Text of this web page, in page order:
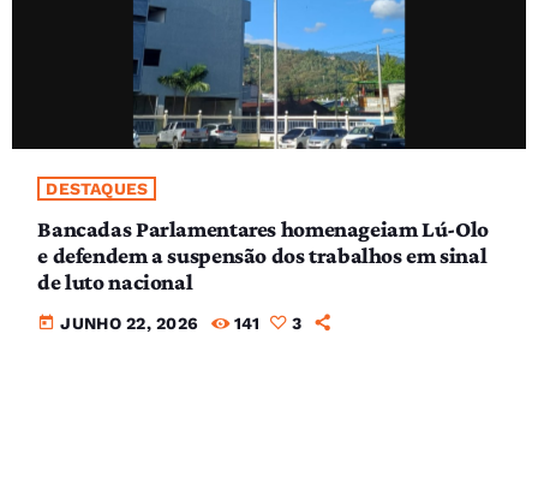
DESTAQUES
Bancadas Parlamentares homenageiam Lú-Olo
e defendem a suspensão dos trabalhos em sinal
de luto nacional
today JUNHO 22, 2026 141 3